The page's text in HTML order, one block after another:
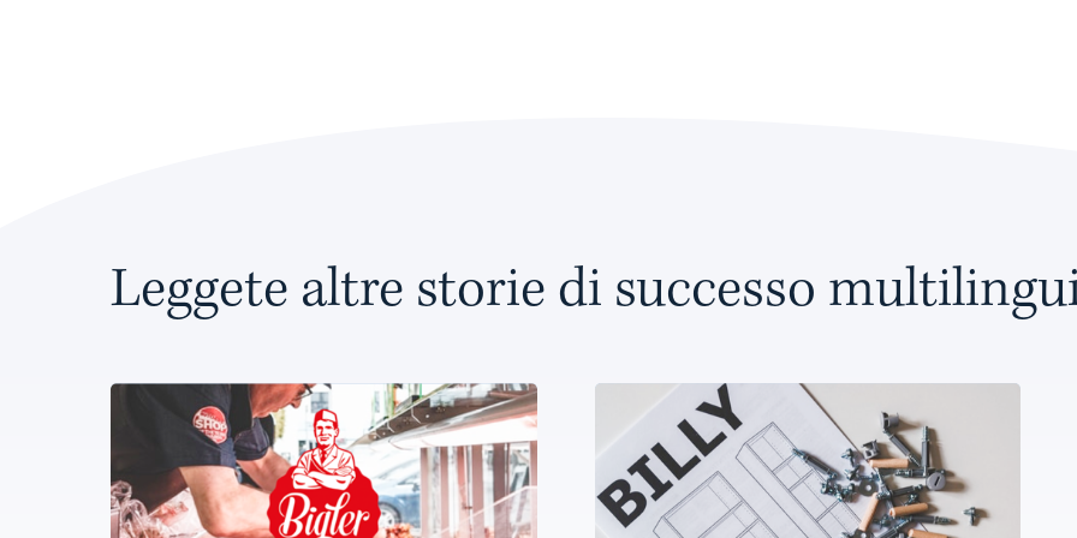
Leggete altre storie di successo